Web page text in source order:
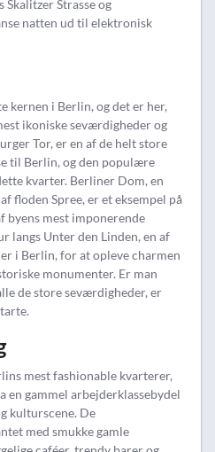
Skalitzer Strasse og
natten ud til elektronisk
kernen i Berlin, og det er her,
ikoniske seværdigheder og
Tor, er en af de helt store
til Berlin, og den populære
kvarter. Berliner Dom, en
​​floden Spree, er et eksempel på
byens mest imponerende
langs Unter den Linden, en af
i Berlin, for at opleve charmen
monumenter. Er man
de store seværdigheder, er
mest fashionable kvarterer,
gammel arbejderklassebydel
kulturscene. De
med smukke gamle